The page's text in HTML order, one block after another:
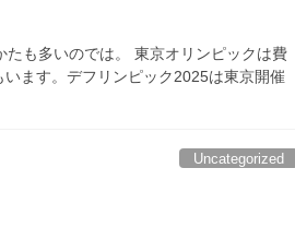
も多いのでは。 東京オリンピックは費
ます。デフリンピック2025は東京開催
Uncategorized